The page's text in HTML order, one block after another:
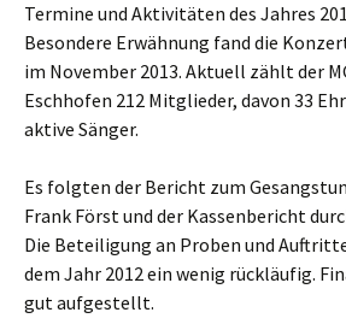
Termine und Aktivitäten des Jahres
Besondere Erwähnung fand die
im November 2013. Aktuell zählt der
Eschhofen 212 Mitglieder, davon 33
aktive Sänger.
Es folgten der Bericht zum
Frank Först und der Kassenbericht
Die Beteiligung an Proben und
dem Jahr 2012 ein wenig rückläufig.
gut aufgestellt.